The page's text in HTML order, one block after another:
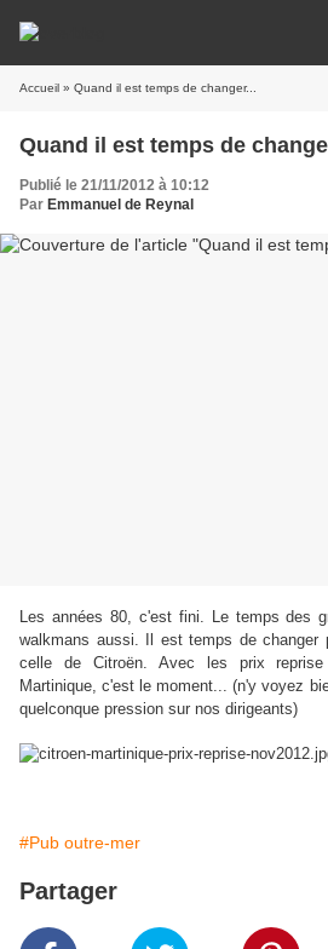
Accueil » Quand il est temps de changer...
Quand il est temps de
Publié le 21/11/2012 à 10:12
Par Emmanuel de Reynal
Les années 80, c'est fini. Le temps des
walkmans aussi. Il est temps de changer
celle de Citroën. Avec les prix
Martinique, c'est le moment... (n'y voyez
quelconque pression sur nos dirigeants)
#Pub outre-mer
Partager